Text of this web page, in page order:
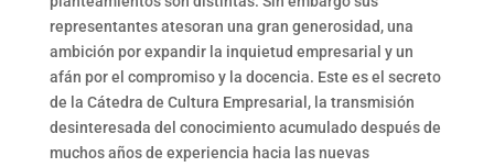
representantes atesoran una gran generosidad, una
ambición por expandir la inquietud empresarial y un
afán por el compromiso y la docencia. Este es el secreto
de la Cátedra de Cultura Empresarial, la transmisión
desinteresada del conocimiento acumulado después de
muchos años de experiencia hacia las nuevas